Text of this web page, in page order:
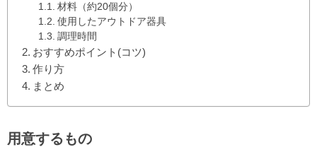
材料（約20個分）
使用したアウトドア器具
調理時間
おすすめポイント(コツ)
作り方
まとめ
用意するもの